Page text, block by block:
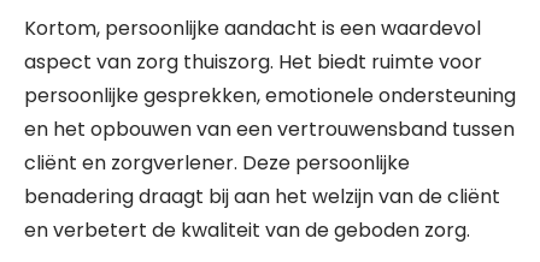
Kortom, persoonlijke aandacht is een waardevol
aspect van zorg thuiszorg. Het biedt ruimte voor
persoonlijke gesprekken, emotionele ondersteuning
en het opbouwen van een vertrouwensband tussen
cliënt en zorgverlener. Deze persoonlijke
benadering draagt bij aan het welzijn van de cliënt
en verbetert de kwaliteit van de geboden zorg.